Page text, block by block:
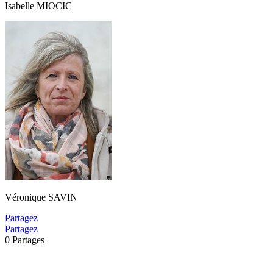
Isabelle MIOCIC
Véronique SAVIN
Partagez
Partagez
0 Partages